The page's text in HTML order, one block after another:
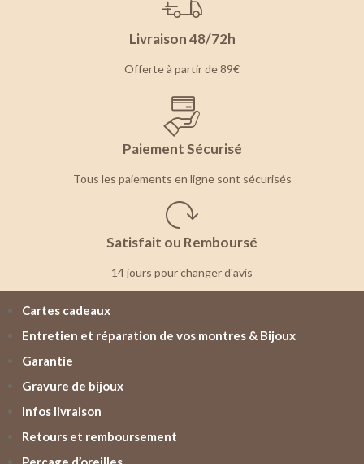
Livraison 48/72h
Offerte à partir de 89€
Paiement Sécurisé
Tous les paiements en ligne sont sécurisés
Satisfait ou Remboursé
14 jours pour changer d'avis
Cartes cadeaux
Entretien et réparation de vos montres & Bijoux
Garantie
Gravure de bijoux
Infos livraison
Retours et remboursement